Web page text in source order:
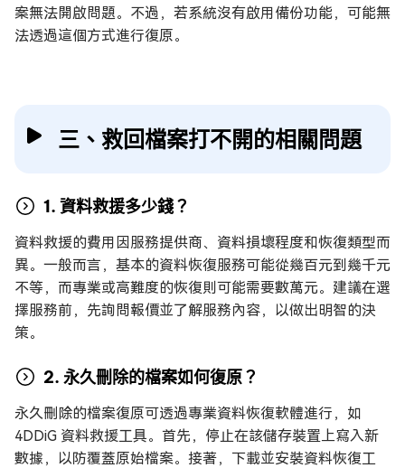
案無法開啟問題。不過，若系統沒有啟用備份功能，可能無
法透過這個方式進行復原。
三、救回檔案打不開的相關問題
1. 資料救援多少錢？
資料救援的費用因服務提供商、資料損壞程度和恢復類型而
異。一般而言，基本的資料恢復服務可能從幾百元到幾千元
不等，而專業或高難度的恢復則可能需要數萬元。建議在選
擇服務前，先詢問報價並了解服務內容，以做出明智的決
策。
2. 永久刪除的檔案如何復原？
永久刪除的檔案復原可透過專業資料恢復軟體進行，如
4DDiG 資料救援工具。首先，停止在該儲存裝置上寫入新
數據，以防覆蓋原始檔案。接著，下載並安裝資料恢復工